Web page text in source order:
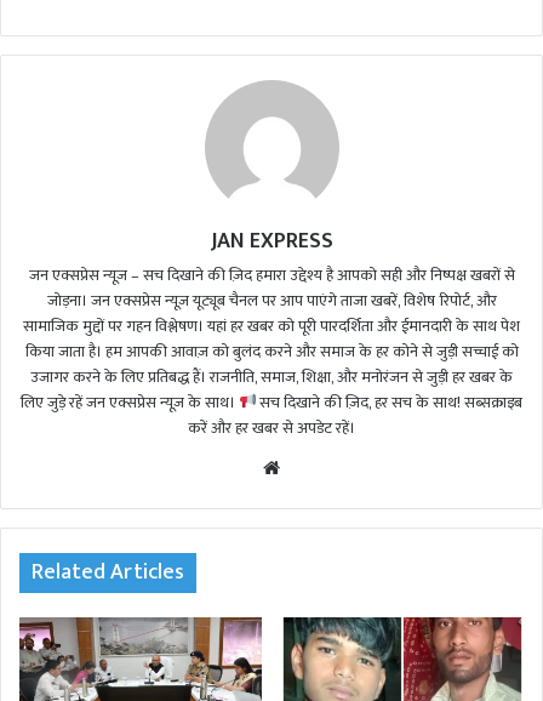
JAN EXPRESS
जन एक्सप्रेस न्यूज़ – सच दिखाने की ज़िद हमारा उद्देश्य है आपको सही और निष्पक्ष खबरों से
जोड़ना। जन एक्सप्रेस न्यूज़ यूट्यूब चैनल पर आप पाएंगे ताजा खबरें, विशेष रिपोर्ट, और
सामाजिक मुद्दों पर गहन विश्लेषण। यहां हर खबर को पूरी पारदर्शिता और ईमानदारी के साथ पेश
किया जाता है। हम आपकी आवाज़ को बुलंद करने और समाज के हर कोने से जुड़ी सच्चाई को
उजागर करने के लिए प्रतिबद्ध हैं। राजनीति, समाज, शिक्षा, और मनोरंजन से जुड़ी हर खबर के
लिए जुड़े रहें जन एक्सप्रेस न्यूज़ के साथ।
सच दिखाने की ज़िद, हर सच के साथ! सब्सक्राइब
करें और हर खबर से अपडेट रहें।
te
Related Articles